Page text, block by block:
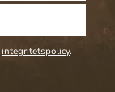
integritetspolicy.